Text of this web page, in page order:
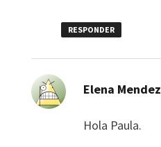
RESPONDER
Elena Mendez
Hola Paula.